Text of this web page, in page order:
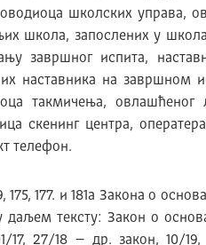
школских управа,
школа, запослених у
завршног испита,
наставника на завршном
такмичења,
скенинг центра,
телефон.
177. и 181а Закона о
тексту: Закон о
17, 27/18 – др. закон,